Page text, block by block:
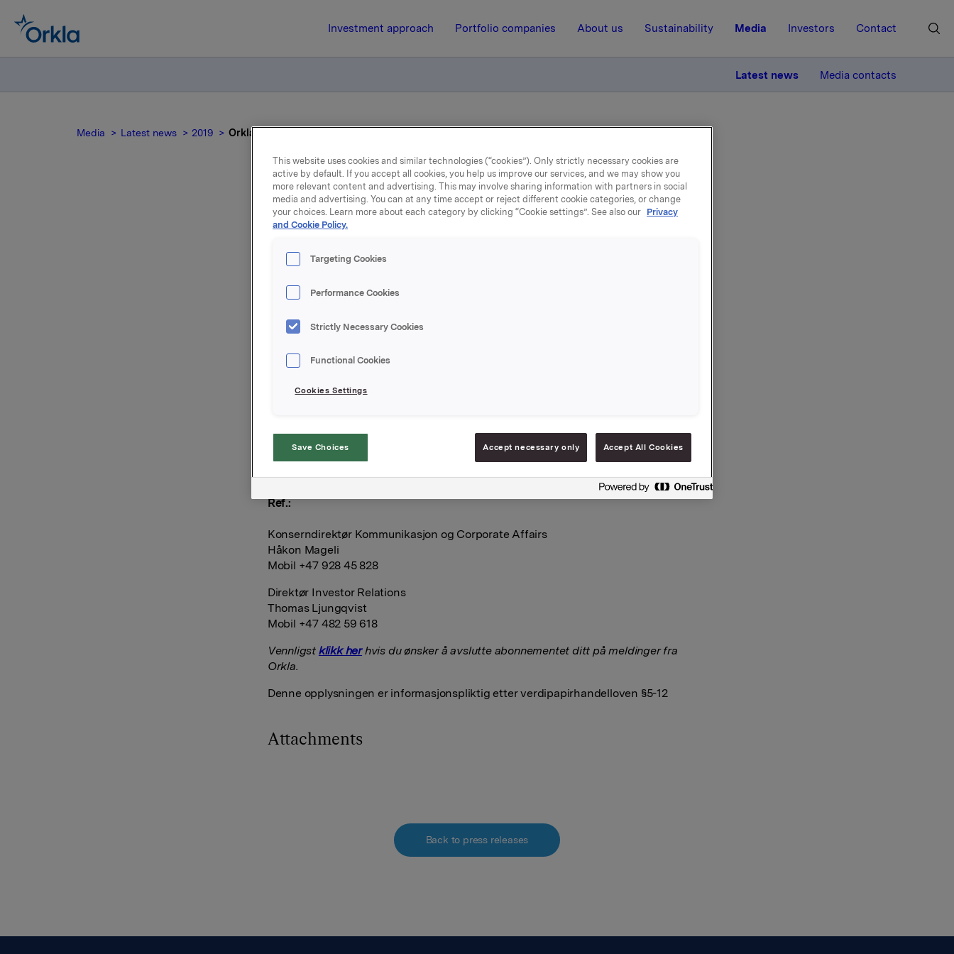
Investment approach Portfolio companies About us Sustainability Media Investors Contact
Latest news Media contacts
Media Latest news 2019 Orkla ASA: Lilleborg AS gjenstand for undersøkelser fra Konkurransetilsynet
12 November 2019, 14:03 | Regulatory information
Orkla ASA: Lilleborg AS
gjenstand for undersøkelser fra
Konkurransetilsynet
Konkurransetilsynet har i dag, 12. november 2019, basert på kjennelse av Bergen
tingrett datert 6. november 2019, innledet undersøkelser hos Lilleborg AS (Orkla
Home & Personal Care Norge), et heleid datterselskap av Orkla ASA. Ifølge
konkurranseloven relatert til innkjøpsbetingelsene mellom leverandører og
Ref.:
Konserndirektør Kommunikasjon og Corporate Affairs
Håkon Mageli
Mobil +47 928 45 828
Direktør Investor Relations
Thomas Ljungqvist
Mobil +47 482 59 618
Vennligst klikk herhvis du ønsker å avslutte abonnementet ditt på meldinger fra
Orkla.
Denne opplysningen er informasjonspliktig etter verdipapirhandelloven §5-12
Attachments
Back to press releases
This website uses cookies and similar technologies (“cookies”). Only strictly necessary cookies are
active by default. If you accept all cookies, you help us improve our services, and we may show you
more relevant content and advertising. This may involve sharing information with partners in social
media and advertising. You can at any time accept or reject different cookie categories, or change
your choices. Learn more about each category by clicking “Cookie settings”. See also our Privacy
and Cookie Policy.
Targeting Cookies
Performance Cookies
Strictly Necessary Cookies
Functional Cookies
Cookies Settings
Save Choices Accept necessary only Accept All Cookies